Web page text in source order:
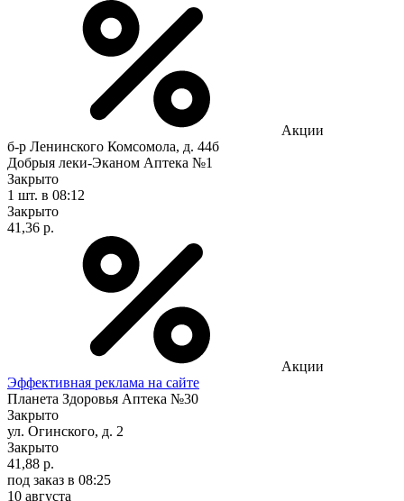
Акции
б-р Ленинского Комсомола, д. 44б
Добрыя леки-Эканом Аптека №1
Закрыто
1 шт. в 08:12
Закрыто
41,36 р.
Акции
Эффективная реклама на сайте
Планета Здоровья Аптека №30
Закрыто
ул. Огинского, д. 2
Закрыто
41,88 р.
под заказ в 08:25
10 августа